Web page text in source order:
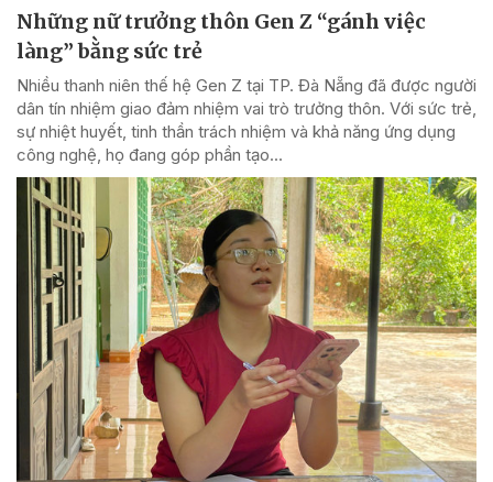
Những nữ trưởng thôn Gen Z “gánh việc
làng” bằng sức trẻ
Nhiều thanh niên thế hệ Gen Z tại TP. Đà Nẵng đã được người
dân tín nhiệm giao đảm nhiệm vai trò trưởng thôn. Với sức trẻ,
sự nhiệt huyết, tinh thần trách nhiệm và khả năng ứng dụng
công nghệ, họ đang góp phần tạo...